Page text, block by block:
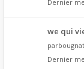
Dernier
we qui
parbougnat
Dernier